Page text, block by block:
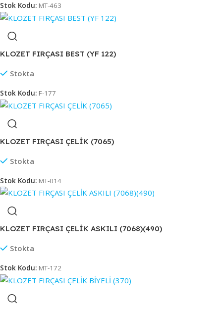
Stok Kodu: MT-463
KLOZET FIRÇASI BEST (YF 122)
Stokta
Stok Kodu: F-177
KLOZET FIRÇASI ÇELİK (7065)
Stokta
Stok Kodu: MT-014
KLOZET FIRÇASI ÇELİK ASKILI (7068)(490)
Stokta
Stok Kodu: MT-172